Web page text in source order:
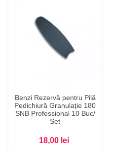
Benzi Rezervă pentru Pilă
Pedichiură Granulație 180
SNB Professional 10 Buc/
Set
18,00 lei